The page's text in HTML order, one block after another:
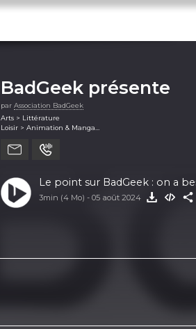
BadGeek présente
par Association BadGeek
Arts > Littérature
Loisir > Animation & Manga
Loisir > Jeux vidéos
Société et culture > Documentaire
Le point sur BadGeek : on a
3min (4 Mo) - 05 août 2024